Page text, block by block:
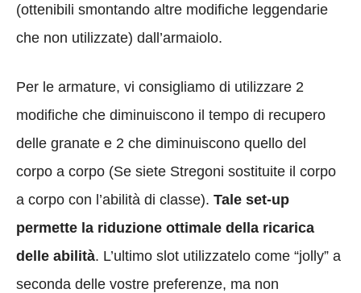
(ottenibili smontando altre modifiche leggendarie
che non utilizzate) dall’armaiolo.
Per le armature, vi consigliamo di utilizzare 2
modifiche che diminuiscono il tempo di recupero
delle granate e 2 che diminuiscono quello del
corpo a corpo (Se siete Stregoni sostituite il corpo
a corpo con l’abilità di classe). Tale set-up
permette la riduzione ottimale della ricarica
delle abilità. L’ultimo slot utilizzatelo come “jolly” a
seconda delle vostre preferenze, ma non